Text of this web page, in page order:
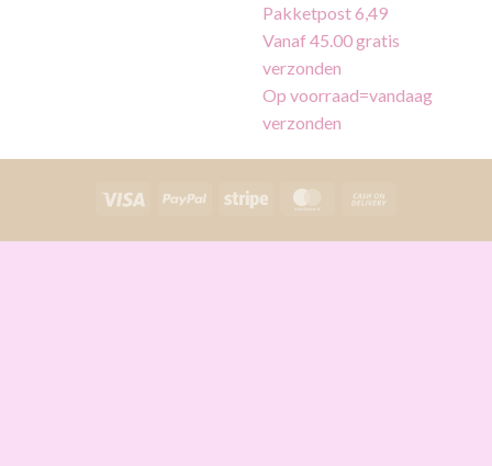
Pakketpost 6,49
Vanaf 45.00 gratis
verzonden
Op voorraad=vandaag
verzonden
Visa PayPal Stripe MasterCard
Delivery